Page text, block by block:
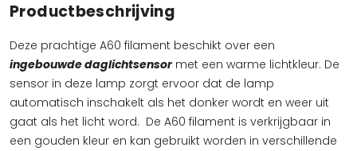
Productbeschrijving
Deze prachtige A60 filament beschikt over een
ingebouwde daglichtsensormet een warme lichtkleur. De
sensor in deze lamp zorgt ervoor dat de lamp
automatisch inschakelt als het donker wordt en weer uit
gaat als het licht word. De A60 filament is verkrijgbaar in
een gouden kleur en kan gebruikt worden in verschillende